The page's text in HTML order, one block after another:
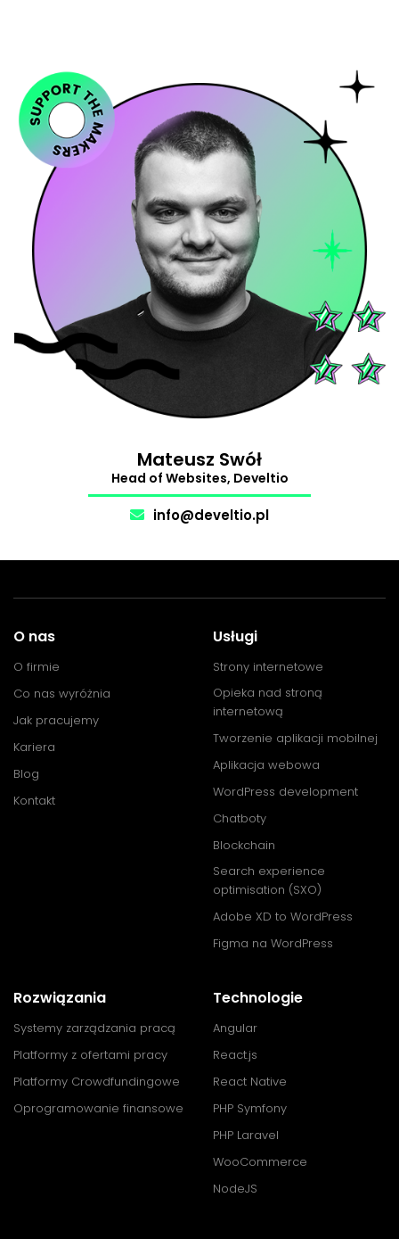
Mateusz Swół
Head of Websites, Develtio
info@develtio.pl
Support
The Makers.
O nas
O firmie
Co nas wyróżnia
Jak pracujemy
Kariera
Blog
Kontakt
Usługi
Strony internetowe
Opieka nad stroną
internetową
Tworzenie aplikacji mobilnej
Aplikacja webowa
WordPress development
Chatboty
Blockchain
Search experience
optimisation (SXO)
Adobe XD to WordPress
Figma na WordPress
Rozwiązania
Systemy zarządzania pracą
Platformy z ofertami pracy
Platformy Crowdfundingowe
Oprogramowanie finansowe
Technologie
Angular
React.js
React Native
PHP Symfony
PHP Laravel
WooCommerce
NodeJS